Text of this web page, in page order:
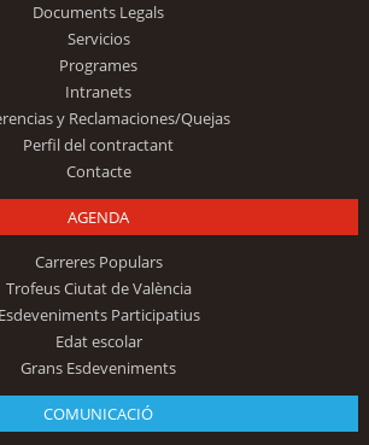
Documents Legals
Servicios
Programes
Intranets
y Reclamaciones/Quejas
Perfil del contractant
Contacte
AGENDA
Carreres Populars
Trofeus Ciutat de València
Esdeveniments Participatius
Edat escolar
Grans Esdeveniments
COMUNICACIÓ